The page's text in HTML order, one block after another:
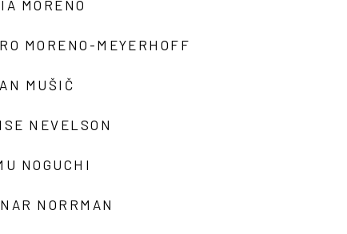
MORENO
MORENO-MEYERHOFF
MUŠIČ
NEVELSON
NOGUCHI
NORRMAN